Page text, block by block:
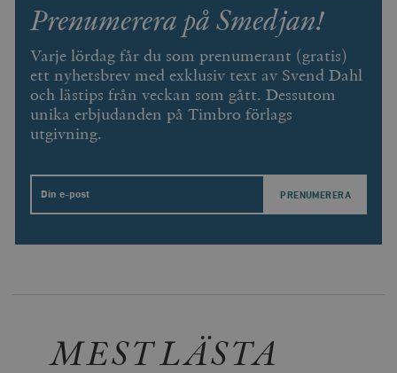
Prenumerera på Smedjan!
Varje lördag får du som prenumerant (gratis)
ett nyhetsbrev med exklusiv text av Svend Dahl
och lästips från veckan som gått. Dessutom
unika erbjudanden på Timbro förlags
utgivning.
Email
MEST LÄSTA
Strikt nödvändigt
Marknadsföring
Strikt nödvändiga kakor tillåter
kärnwebbplatsfunktioner som användarinloggning
och kontohantering. Webbplatsen kan inte användas
ordentligt utan strikt nödvändiga cookies.
Namn
woocommerce_cart_hash
Inc.